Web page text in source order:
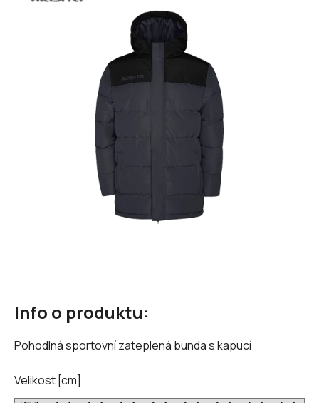
Info o produktu:
Pohodlná sportovní zateplená bunda s kapucí
Velikost [cm]